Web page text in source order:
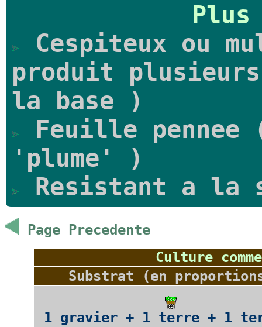
Cespiteux ou
produit
la base )
Feuille pennee
'plume' )
Resistant a la
Page Precedente
Culture
Substrat (en
1 gravier + 1 terre + 1